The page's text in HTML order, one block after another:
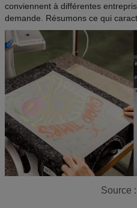
conviennent à différentes
demande. Résumons ce qui
Source